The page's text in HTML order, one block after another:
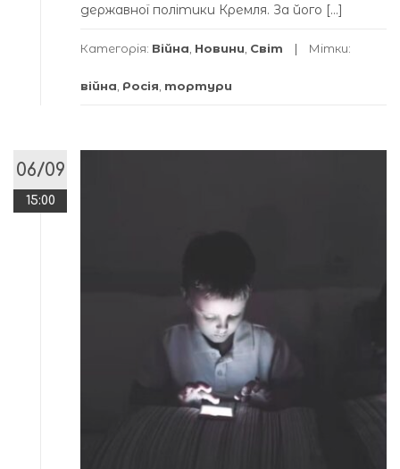
державної політики Кремля. За його […]
Категорія: Війна Новини Світ Мітки:
війна Росія тортури
06/09
15:00